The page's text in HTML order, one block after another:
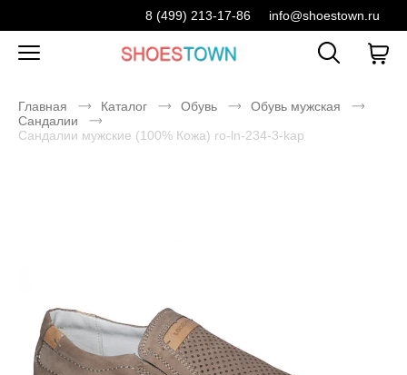
8 (499) 213-17-86 info@shoestown.ru
Главная Каталог Обувь
Обувь мужская
Сандалии
Сандалии мужские (100% Кожа) ro-ln-234-3-kap